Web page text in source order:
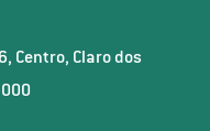
Centro, Claro dos